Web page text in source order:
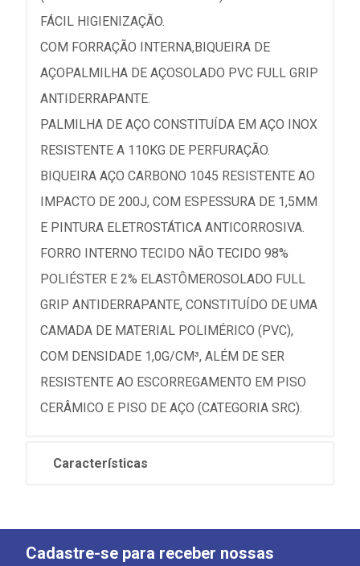
FÁCIL HIGIENIZAÇÃO.
COM FORRAÇÃO INTERNA,BIQUEIRA DE
AÇOPALMILHA DE AÇOSOLADO PVC FULL GRIP
ANTIDERRAPANTE.
PALMILHA DE AÇO CONSTITUÍDA EM AÇO INOX
RESISTENTE A 110KG DE PERFURAÇÃO.
BIQUEIRA AÇO CARBONO 1045 RESISTENTE AO
IMPACTO DE 200J, COM ESPESSURA DE 1,5MM
E PINTURA ELETROSTÁTICA ANTICORROSIVA.
FORRO INTERNO TECIDO NÃO TECIDO 98%
POLIÉSTER E 2% ELASTÔMEROSOLADO FULL
GRIP ANTIDERRAPANTE, CONSTITUÍDO DE UMA
CAMADA DE MATERIAL POLIMÉRICO (PVC),
COM DENSIDADE 1,0G/CM³, ALÉM DE SER
RESISTENTE AO ESCORREGAMENTO EM PISO
CERÂMICO E PISO DE AÇO (CATEGORIA SRC).
Características
Cadastre-se para receber nossas